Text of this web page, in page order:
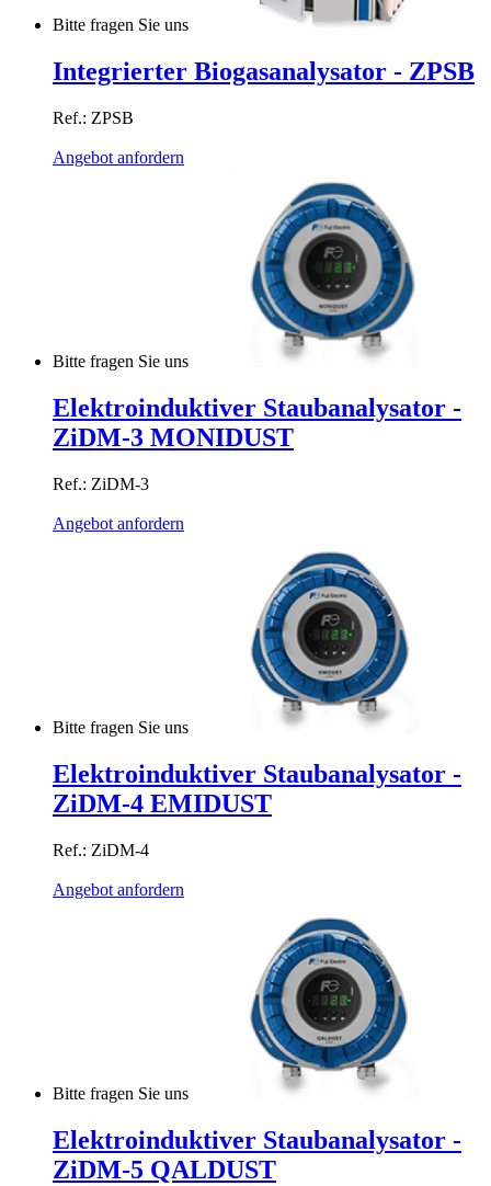
Bitte fragen Sie uns
Integrierter Biogasanalysator - ZPSB
Ref.: ZPSB
Angebot anfordern
Bitte fragen Sie uns
Elektroinduktiver Staubanalysator -
ZiDM-3 MONIDUST
Ref.: ZiDM-3
Angebot anfordern
Bitte fragen Sie uns
Elektroinduktiver Staubanalysator -
ZiDM-4 EMIDUST
Ref.: ZiDM-4
Angebot anfordern
Bitte fragen Sie uns
Elektroinduktiver Staubanalysator -
ZiDM-5 QALDUST